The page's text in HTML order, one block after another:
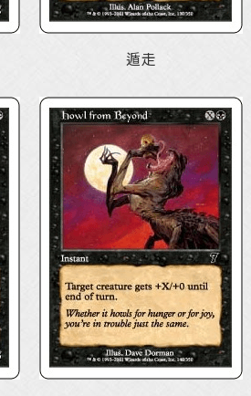
遁走